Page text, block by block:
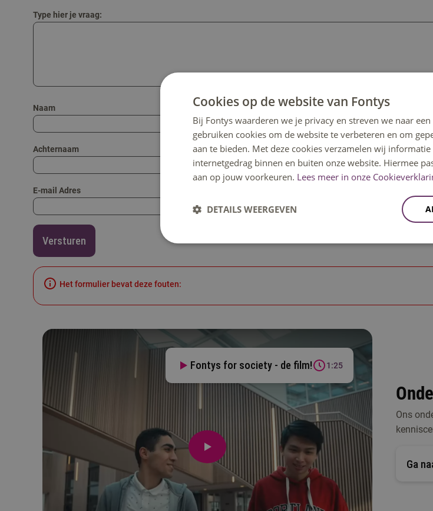
Type hier je vraag:
Naam
Achternaam
E-mail Adres
Versturen
Het formulier bevat deze fouten:
Fontys for society - de film! 1:25
Ons
Ga
Cookies op de website van Fontys
Bij Fontys waarderen we je privacy en streven we naar
gebruiken cookies om de website te verbeteren en om
aan te bieden. Met deze cookies verzamelen wij
internetgedrag binnen en buiten onze website. Hiermee
aan op jouw voorkeuren. Lees meer in onze
DETAILS WEERGEVEN